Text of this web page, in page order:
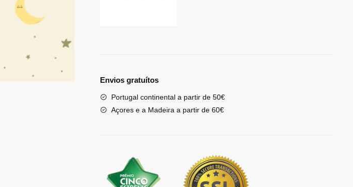
Envios gratuítos
Portugal continental a partir de 50€
Açores e a Madeira a partir de 60€